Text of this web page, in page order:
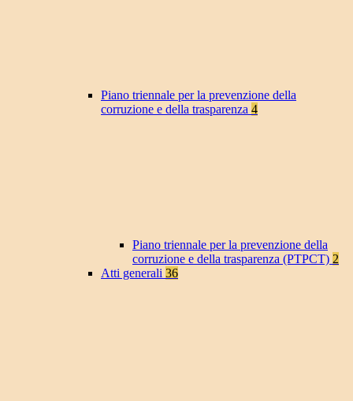
Piano triennale per la prevenzione della
corruzione e della trasparenza 4
Piano triennale per la prevenzione della
corruzione e della trasparenza (PTPCT) 2
Atti generali 36